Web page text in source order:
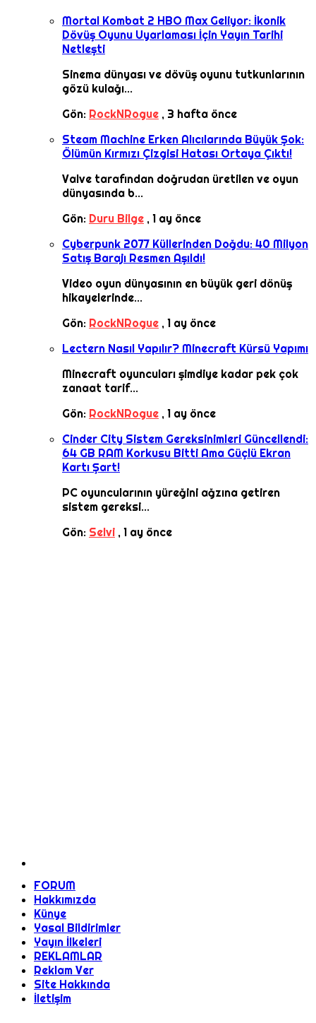
Mortal Kombat 2 HBO Max Geliyor: İkonik
Dövüş Oyunu Uyarlaması İçin Yayın Tarihi
Netleşti
Sinema dünyası ve dövüş oyunu tutkunlarının
gözü kulağı...
Gön: RockNRogue , 3 hafta önce
Steam Machine Erken Alıcılarında Büyük Şok:
Ölümün Kırmızı Çizgisi Hatası Ortaya Çıktı!
Valve tarafından doğrudan üretilen ve oyun
dünyasında b...
Gön: Duru Bilge , 1 ay önce
Cyberpunk 2077 Küllerinden Doğdu: 40 Milyon
Satış Barajı Resmen Aşıldı!
Video oyun dünyasının en büyük geri dönüş
hikayelerinde...
Gön: RockNRogue , 1 ay önce
Lectern Nasıl Yapılır? Minecraft Kürsü Yapımı
Minecraft oyuncuları şimdiye kadar pek çok
zanaat tarif...
Gön: RockNRogue , 1 ay önce
Cinder City Sistem Gereksinimleri Güncellendi:
64 GB RAM Korkusu Bitti Ama Güçlü Ekran
Kartı Şart!
PC oyuncularının yüreğini ağzına getiren
sistem gereksi...
Gön: Selvi , 1 ay önce
FORUM
Hakkımızda
Künye
Yasal Bildirimler
Yayın İlkeleri
REKLAMLAR
Reklam Ver
Site Hakkında
İletişim